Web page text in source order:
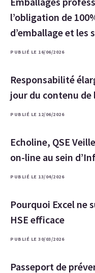
l’obligation de
d’emballage et les
PUBLIÉ LE 16/06/2026
Responsabilité
jour du contenu
PUBLIÉ LE 12/06/2026
Echoline, QSE
on-line au sein
PUBLIÉ LE 13/04/2026
Pourquoi Excel ne
HSE efficace
PUBLIÉ LE 30/03/2026
Passeport de